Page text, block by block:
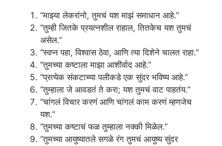
“माझ्या लेकरांनो, तुमचं यश माझं समाधान आहे.”
“तुम्ही जितके प्रयत्नशील राहाल, तितकेच यश तुमचं
असेल.”
“स्वप्न पहा, विश्वास ठेवा, आणि त्या दिशेने चालत राहा.”
“तुमच्या कष्टाला माझा आशीर्वाद आहे.”
“प्रत्येक संकटाच्या पलीकडे एक सुंदर भविष्य आहे.”
“तुम्हाला जे आवडतं ते करा; यश तुमचं वाट पाहतंय.”
“चांगलं विचार करणं आणि चांगलं काम करणं म्हणजेच
यश.”
“तुमच्या कष्टाचं फळ तुम्हाला नक्की मिळेल.”
“तुमच्या आयुष्यातले सगळे रंग तुमचं आयुष्य सुंदर